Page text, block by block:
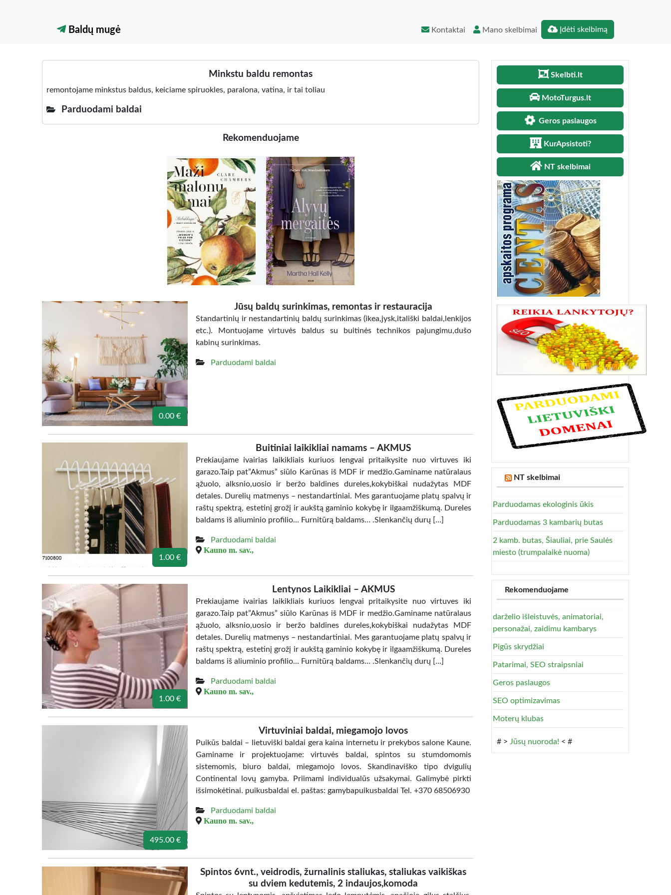
Baldų mugė Kontaktai Mano skelbimai Įdėti skelbimą
Minkstu baldu remontas
remontojame minkstus baldus, keiciame spiruokles, paralona, vatina, ir tai toliau
Parduodami baldai
Rekomenduojame
0.00 €
Jūsų baldų surinkimas, remontas ir restauracija
Standartinių ir nestandartinių baldų surinkimas (ikea,jysk,itališki baldai,lenkijos
etc.). Montuojame virtuvės baldus su buitinės technikos pajungimu,dušo
kabinų surinkimas.
Parduodami baldai
1.00 €
Buitiniai laikikliai namams – AKMUS
Prekiaujame ivairias laikikliais kuriuos lengvai pritaikysite nuo virtuves iki
garazo.Taip pat”Akmus” siūlo Karūnas iš MDF ir medžio.Gaminame natūralaus
ąžuolo, alksnio,uosio ir beržo baldines dureles,kokybiškai nudažytas MDF
detales. Durelių matmenys – nestandartiniai. Mes garantuojame platų spalvų ir
raštų spektrą, estetinį grožį ir aukštą gaminio kokybę ir ilgaamžiškumą. Dureles
baldams iš aliuminio profilio… Furnitūrą baldams… .Slenkančių durų […]
Parduodami baldai
Kauno m. sav.,
1.00 €
Lentynos Laikikliai – AKMUS
Prekiaujame ivairias laikikliais kuriuos lengvai pritaikysite nuo virtuves iki
garazo.Taip pat”Akmus” siūlo Karūnas iš MDF ir medžio.Gaminame natūralaus
ąžuolo, alksnio,uosio ir beržo baldines dureles,kokybiškai nudažytas MDF
detales. Durelių matmenys – nestandartiniai. Mes garantuojame platų spalvų ir
raštų spektrą, estetinį grožį ir aukštą gaminio kokybę ir ilgaamžiškumą. Dureles
baldams iš aliuminio profilio… Furnitūrą baldams… .Slenkančių durų […]
Parduodami baldai
Kauno m. sav.,
495.00 €
Virtuviniai baldai, miegamojo lovos
Puikūs baldai – lietuviški baldai gera kaina internetu ir prekybos salone Kaune.
Gaminame ir projektuojame: virtuvės baldai, spintos su stumdomomis
sistemomis, biuro baldai, miegamojo lovos. Skandinaviško tipo dvigulių
Continental lovų gamyba. Priimami individualūs užsakymai. Galimybė pirkti
išsimokėtinai. puikusbaldai el. paštas: gamybapuikusbaldai Tel. +370 68506930
Parduodami baldai
Kauno m. sav.,
Spintos 6vnt., veidrodis, žurnalinis staliukas, staliukas vaikiškas
su dviem kedutemis, 2 indaujos,komoda
Skelbti.lt
MotoTurgus.lt
Geros paslaugos
KurApsistoti?
NT skelbimai
NT skelbimai
Parduodamas ekologinis ūkis
Parduodamas 3 kambarių butas
2 kamb. butas, Šiauliai, prie Saulės
miesto (trumpalaikė nuoma)
Rekomenduojame
darželio išleistuvės, animatoriai,
personažai, zaidimu kambarys
Pigūs skrydžiai
Patarimai, SEO straipsniai
Geros paslaugos
SEO optimizavimas
Moterų klubas
# > Jūsų nuoroda! < #